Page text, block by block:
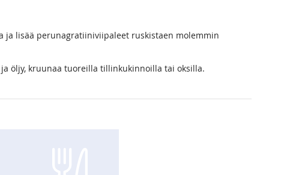
ja lisää perunagratiiniviipaleet ruskistaen molemmin
öljy, kruunaa tuoreilla tillinkukinnoilla tai oksilla.